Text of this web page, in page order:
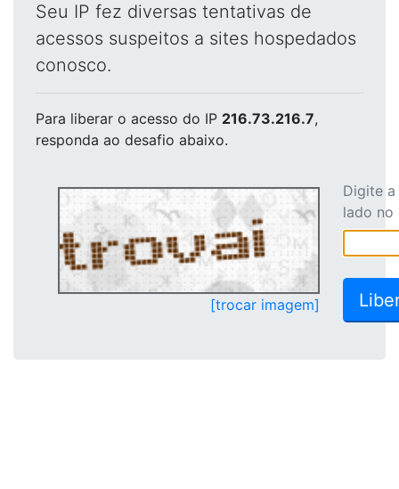
Seu IP fez diversas tentativas de
acessos suspeitos a sites hospedados
conosco.
Para liberar o acesso do IP 216.73.216.7,
responda ao desafio abaixo.
[trocar imagem]
Digite
lado no